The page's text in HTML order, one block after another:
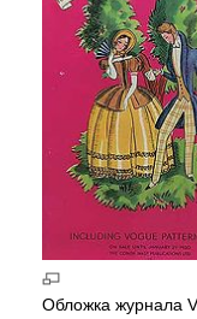
Обложка журнала